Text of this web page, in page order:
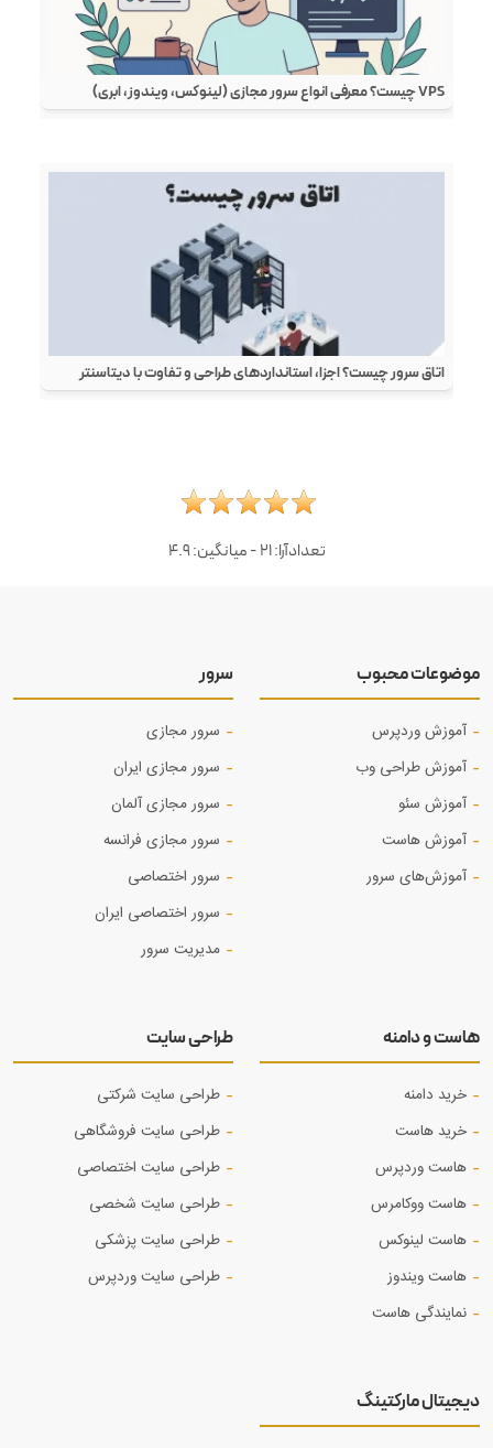
VPS چیست؟ معرفی انواع سرور مجازی (لینوکس، ویندوز، ابری)
اتاق سرور چیست؟ اجزا، استانداردهای طراحی و تفاوت با دیتاسنتر
تعدادآرا:21- میانگین:4.9
موضوعات محبوب
آموزش وردپرس
آموزش طراحی وب
آموزش‌ سئو
آموزش هاست
آموزش‌های سرور
سرور
سرور مجازی
سرور مجازی ایران
سرور مجازی آلمان
سرور مجازی فرانسه
سرور اختصاصی
سرور اختصاصی ایران
مدیریت سرور
هاست و دامنه
خرید دامنه
خرید هاست
هاست وردپرس
هاست ووکامرس
هاست لینوکس
هاست ویندوز
نمایندگی هاست
طراحی سایت
طراحی سایت شرکتی
طراحی سایت فروشگاهی
طراحی سایت اختصاصی
طراحی سایت شخصی
طراحی سایت پزشکی
طراحی سایت وردپرس
دیجیتال مارکتینگ